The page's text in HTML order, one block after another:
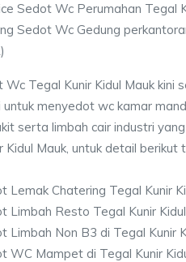
Sedot Wc Perumahan Tegal
Sedot Wc Gedung
Wc Tegal Kunir Kidul Mauk kini
menyedot wc kamar
serta limbah cair industri
Kidul Mauk, untuk detail berikut
Lemak Chatering Tegal Kunir
Limbah Resto Tegal Kunir Kidul
Limbah Non B3 di Tegal Kunir
WC Mampet di Tegal Kunir